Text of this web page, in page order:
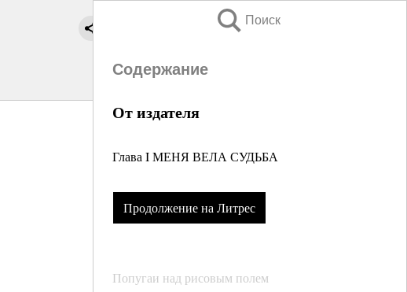
Поиск
Содержание
От издателя
Глава I МЕНЯ ВЕЛА СУДЬБА
Продолжение на Литрес
Попугаи над рисовым полем